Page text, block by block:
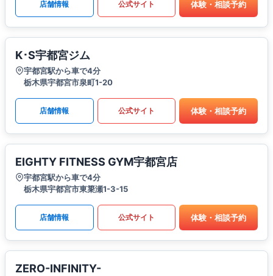
店舗情報 公式サイト 体験・相談予約
K･S宇都宮ジム
宇都宮駅から車で4分
栃木県宇都宮市泉町1-20
店舗情報 公式サイト 体験・相談予約
EIGHTY FITNESS GYM宇都宮店
宇都宮駅から車で4分
栃木県宇都宮市東簗瀬1-3-15
店舗情報 公式サイト 体験・相談予約
ZERO-INFINITY-